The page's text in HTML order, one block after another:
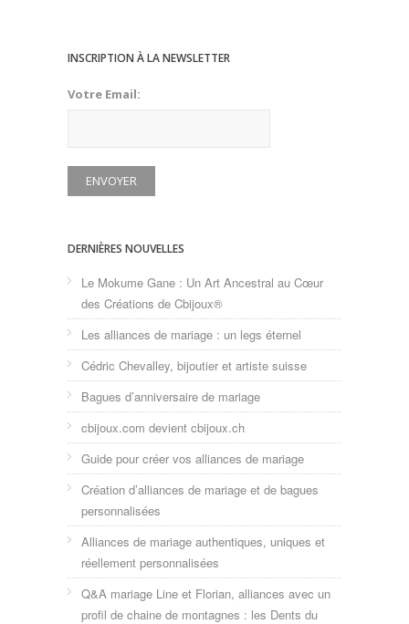
INSCRIPTION À LA NEWSLETTER
Votre Email:
DERNIÈRES NOUVELLES
Le Mokume Gane : Un Art Ancestral au Cœur
des Créations de Cbijoux®
Les alliances de mariage : un legs éternel
Cédric Chevalley, bijoutier et artiste suisse
Bagues d’anniversaire de mariage
cbijoux.com devient cbijoux.ch
Guide pour créer vos alliances de mariage
Création d’alliances de mariage et de bagues
personnalisées
Alliances de mariage authentiques, uniques et
réellement personnalisées
Q&A mariage Line et Florian, alliances avec un
profil de chaine de montagnes : les Dents du